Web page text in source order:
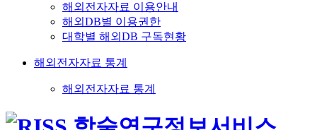
해외전자자료 이용안내
해외DB별 이용권한
대학별 해외DB 구독현황
해외전자자료 통계
해외전자자료 통계